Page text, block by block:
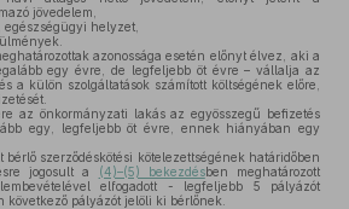
jövedelem,
helyzet,
azonossága esetén előnyt élvez, aki a
egy évre, de legfeljebb öt évre – vállalja az
a külön szolgáltatások számított költségének előre,
az önkormányzati lakás az egyösszegű befizetés
egy, legfeljebb öt évre, ennek hiányában egy
szerződéskötési kötelezettségének határidőben
jogosult a
(4)–(5) bekezdésben meghatározott
elfogadott - legfeljebb 5 pályázót
következő pályázót jelöli ki bérlőnek.